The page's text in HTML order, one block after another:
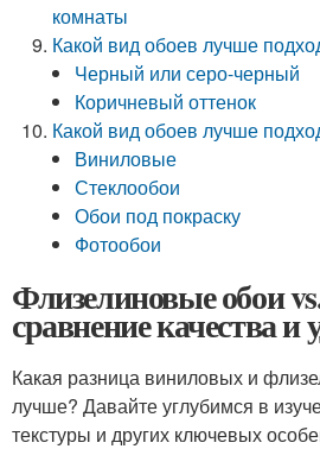
комнаты
Какой вид обоев лучше
Черный или серо-черный
Коричневый оттенок
Какой вид обоев лучше
Виниловые
Стеклообои
Обои под покраску
Фотообои
Флизелиновые обои
сравнение качества и
Какая разница виниловых и
лучше? Давайте углубимся в
текстуры и других ключевых